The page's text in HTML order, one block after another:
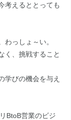
考えるととっても
っしょ～い。
く、挑戦すること
学びの機会を与え
BtoB営業のビジ